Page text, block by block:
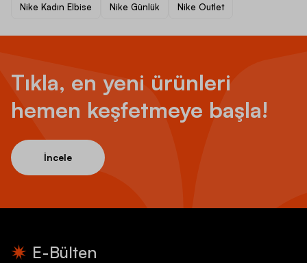
Nike Kadın Elbise Nike Günlük Nike Outlet
Tıkla, en yeni ürünleri
hemen keşfetmeye başla!
İncele
E-Bülten